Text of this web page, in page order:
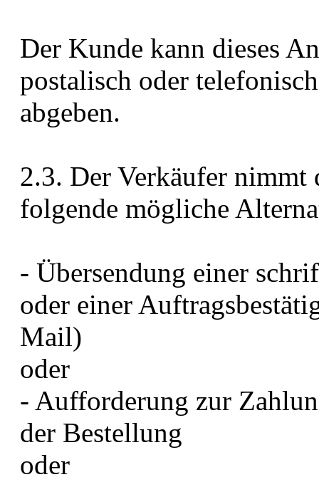
Der Kunde kann dieses
postalisch oder
abgeben.
2.3. Der Verkäufer nimmt
folgende mögliche
- Übersendung einer
oder einer
Mail)
oder
- Aufforderung zur
der Bestellung
oder